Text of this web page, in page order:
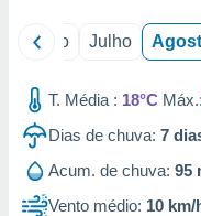
1199
Junho Julho
T. Média : 18°C Máx.:
Dias de chuva: 7
Acum. de chuva: 95
Vento médio: 10 km/